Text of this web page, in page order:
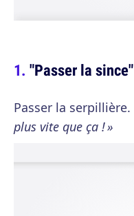
"Passer la since"
Passer la serpillière.
plus vite que ça ! »